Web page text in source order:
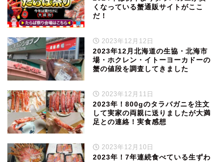
くなっている蟹通販サイトがここ
だ！
2023年12月12日
2023年12月北海道の生協・北海市
場・ホクレン・イトーヨーカドーの
蟹の値段を調査してきました
2023年12月11日
2023年！800gのタラバガニを注文
して実家の両親に送りましたが大満
足との連絡！実食感想
2023年12月10日
2023年！7年連続食べている生ずわ